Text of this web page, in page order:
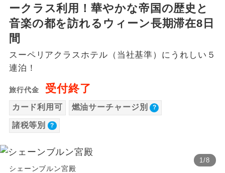
ークラス利用！華やかな帝国の歴史と
音楽の都を訪れるウィーン長期滞在8日
間
スーペリアクラスホテル（当社基準）にうれしい５
連泊！
旅行代金 受付終了
カード利用可 燃油サーチャージ別
諸税等別
1/8
シェーンブルン宮殿
歳未満）1,660円
【旅客保安サービス料】
大人（12歳以上）320円、子供（2歳以上12
【海外空港諸税等】
旅行代金に各国空港の旅客サービス施設使用
料と空港税等は含まれておりません。別途お
支払いが必要となります。料金確定後、お知
当ツアーは日程表に記載の出発空港だけで
なく、各地より下記追加代金にて飛行機や
鉄道などを利用しご参加いただけます。
ご同行者様が異なる発着地をご希望の場合
は、当社予約センターまで連絡ください。
バスガイド乗
務
バスガイドが乗務し、車内での観光案内
があります。
然遺産を訪ねるコースです。
温泉 温泉地にも宿泊するコースです。
露天風呂
大浴場 ご宿泊ホテルに大浴場が付いています。